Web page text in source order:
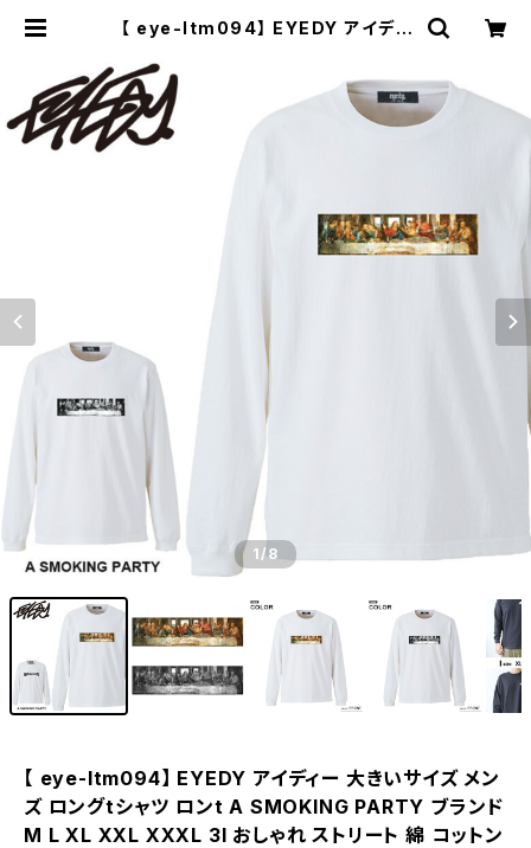
【 eye-ltm094】 EYEDY アイディ
ロンt A SMOKING PARTY ブラン
ド M L XL XXL XXXL 3l おしゃれ
ストリート 綿 コットン 長袖Tシャツ |
セレクトショップ【P.C.H】
1/8
【 eye-ltm094】 EYEDY アイディー 大きいサイズ メン
ズ ロングtシャツ ロンt A SMOKING PARTY ブランド
M L XL XXL XXXL 3l おしゃれ ストリート 綿 コットン